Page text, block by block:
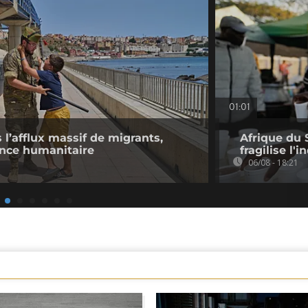
l’afflux massif de migrants,
humanitaire
01:01
Afrique du
fragilise
06/08 - 18:21